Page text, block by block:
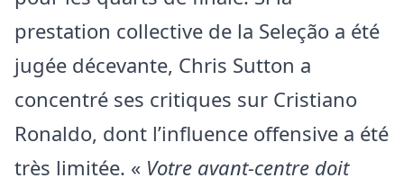
prestation collective de la Seleção a été
jugée décevante, Chris Sutton a
concentré ses critiques sur Cristiano
Ronaldo, dont l’influence offensive a été
très limitée. « Votre avant-centre doit